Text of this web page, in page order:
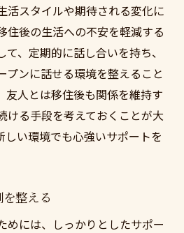
活スタイルや期待される変化に
住後の生活への不安を軽減する
、定期的に話し合いを持ち、
プンに話せる環境を整えること
友人とは移住後も関係を維持す
ける手段を考えておくことが大
しい環境でも心強いサポートを
整える
めには、しっかりとしたサポー